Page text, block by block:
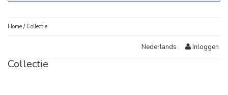
Home / Collectie
Nederlands Inloggen
Collectie